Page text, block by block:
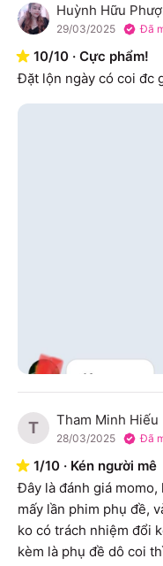
H Huỳnh Hữu
29/03/2025 Đã
10/10 · Cực phẩm!
Đặt lộn ngày có coi đc
T Tham Minh Hiếu
28/03/2025 Đã
1/10 · Kén người mê
Đây là đánh giá
mấy lần phim phụ đề,
ko có trách nhiệm đổi
kèm là phụ đề dô coi